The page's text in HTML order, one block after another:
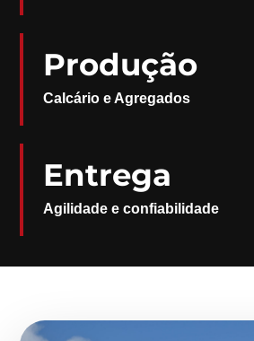
Produção
Calcário e Agregados
Entrega
Agilidade e confiabilidade